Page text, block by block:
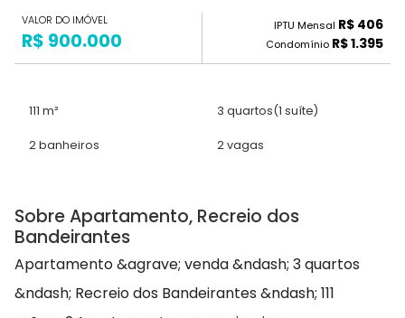
VALOR DO IMÓVEL
R$ 900.000
IPTU Mensal R$ 406
Condomínio R$ 1.395
111 m² 3 quartos(1 suíte)
2 banheiros 2 vagas
Sobre Apartamento, Recreio dos
Bandeirantes
Apartamento &agrave; venda &ndash; 3 quartos
&ndash; Recreio dos Bandeirantes &ndash; 111